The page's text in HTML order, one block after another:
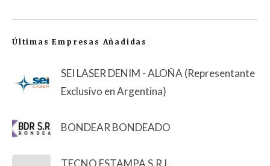
Últimas Empresas Añadidas
SEI LASER DENIM - ALOÑA (Representante
Exclusivo en Argentina)
BONDEAR BONDEADO
TECNO ESTAMPA S.R.L.